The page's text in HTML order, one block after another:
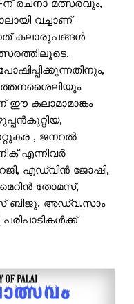
ന് രചനാ മത്സരവും,
വച്ചാണ്
കലാരൂപങ്ങൾ
ഈ കലാമാമാങ്കം
, ജനറൽ
എന്നിവർ
എഡ്വിൻ ജോഷി,
തോമസ്,
ബിജു, അഡ്വ.സാം